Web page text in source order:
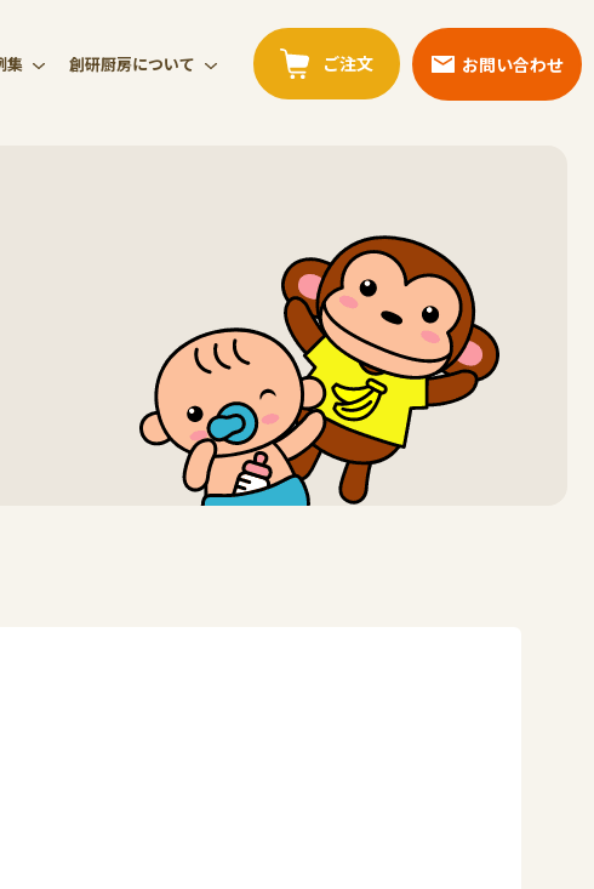
集 創研厨房について ご注文 お問い合わせ